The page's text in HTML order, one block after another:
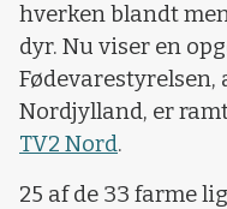
hverken blandt
dyr. Nu viser en
Nordjylland, er
TV2 Nord.
25 af de 33 farme